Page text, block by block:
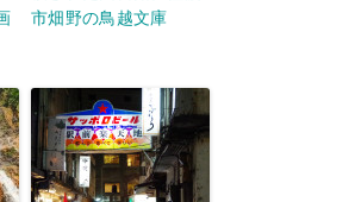
市畑野の鳥越文庫